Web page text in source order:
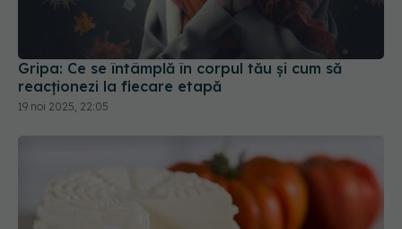
Gripa: Ce se întâmplă în corpul tău și cum să
reacționezi la fiecare etapă
19 noi 2025, 22:05